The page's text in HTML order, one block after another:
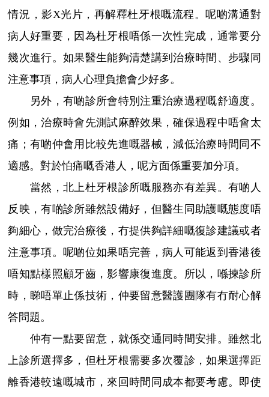
情況，影X光片，再解釋杜牙根嘅流程。呢啲溝通對
病人好重要，因為杜牙根唔係一次性完成，通常要分
幾次進行。如果醫生能夠清楚講到治療時間、步驟同
注意事項，病人心理負擔會少好多。
另外，有啲診所會特別注重治療過程嘅舒適度。
例如，治療時會先測試麻醉效果，確保過程中唔會太
痛；有啲仲會用比較先進嘅器械，減低治療時間同不
適感。對於怕痛嘅香港人，呢方面係重要加分項。
當然，北上杜牙根診所嘅服務亦有差異。有啲人
反映，有啲診所雖然設備好，但醫生同助護嘅態度唔
夠細心，做完治療後，冇提供夠詳細嘅復診建議或者
注意事項。呢啲位如果唔完善，病人可能返到香港後
唔知點樣照顧牙齒，影響康復進度。所以，喺揀診所
時，睇唔單止係技術，仲要留意醫護團隊有冇耐心解
答問題。
仲有一點要留意，就係交通同時間安排。雖然北
上診所選擇多，但杜牙根需要多次覆診，如果選擇距
離香港較遠嘅城市，來回時間同成本都要考慮。即使